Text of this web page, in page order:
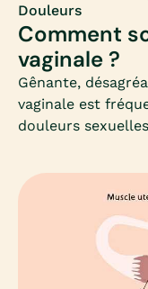
Douleurs
Comment
vaginale ?
Gênante,
vaginale est
douleurs
causes et
fait le point pour